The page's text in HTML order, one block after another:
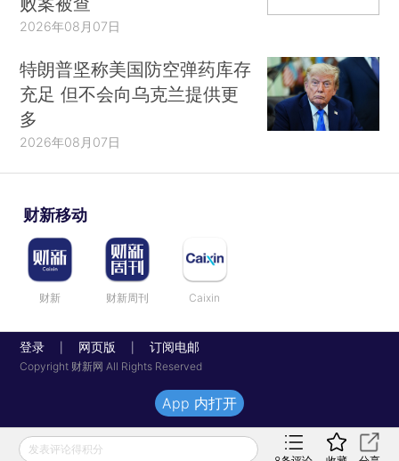
2026年08月07日
特朗普坚称美国防空弹药库存
充足 但不会向乌克兰提供更
多
2026年08月07日
财新移动
财新 财新周刊 Caixin
登录 网页版 订阅电邮
Copyright 财新网 All Rights Reserved
发表评论得积分
App 内打开